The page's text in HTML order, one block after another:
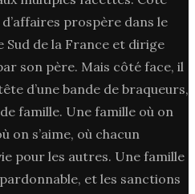
prospère dans le
Sud de la France et dirige
son père. Mais côté face, il
d’une bande de braqueurs,
famille. Une famille où on
on s’aime, où chacun
pour les autres. Une famille
et les sanctions